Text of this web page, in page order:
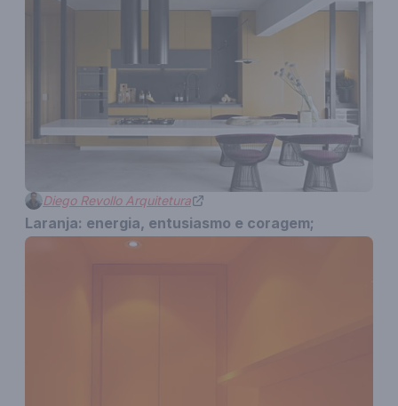
Diego Revollo Arquitetura
Laranja: energia, entusiasmo e coragem;